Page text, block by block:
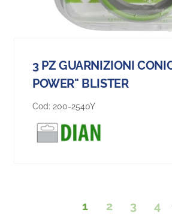
3 PZ GUARNIZIONI
POWER" BLISTER
Cod: 200-2540Y
1 2 3 4